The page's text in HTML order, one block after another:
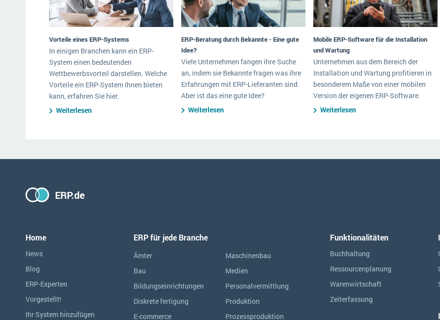
Vorteile eines ERP-Systems
In einigen Branchen kann ein ERP-
System einen bedeutenden
Wettbewerbsvorteil darstellen. Welche
Vorteile ein ERP-System Ihnen bieten
kann, erfahren Sie hier.
Weiterlesen
ERP-Beratung durch Bekannte - Eine gute
Idee?
Viele Unternehmen fangen ihre Suche
an, indem sie Bekannte fragen was ihre
Erfahrungen mit ERP-Lieferanten sind.
Aber ist das eine gute Idee?
Weiterlesen
Mobile ERP-Software für die Installation
und Wartung
Unternehmen aus dem Bereich der
Installation und Wartung profitieren in
besonderem Maße von einer mobilen
Version der eigenen ERP-Software.
Weiterlesen
ERP.de
Home
News
Blog
ERP-Experten
Vorgestellt!
Ihr System hinzufügen
ERP für jede Branche
Ämter
Bau
Bildungseinrichtungen
Diskrete fertigung
E-commerce
Maschinenbau
Medien
Personalvermittlung
Produktion
Prozessproduktion
Funktionalitäten
Buchhaltung
Ressourcen­planung
Warenwirtschaft
Zeiterfassung